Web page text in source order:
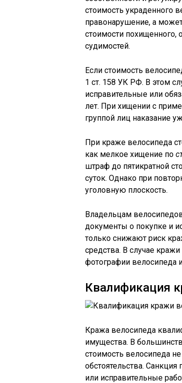
стоимость украденного
правонарушение, а
стоимости похищенного,
судимостей.
Если стоимость
1 ст. 158 УК РФ. В этом
исправительные или
лет. При хищении с
группой лиц наказание
При краже велосипеда
как мелкое хищение по
штраф до пятикратной
суток. Однако при
уголовную плоскость.
Владельцам
документы о покупке и
только снижают риск
средства. В случае
фотографии велосипеда
Квалификация
Кража велосипеда
имущества. В
стоимость велосипеда
обстоятельства.
или исправительные